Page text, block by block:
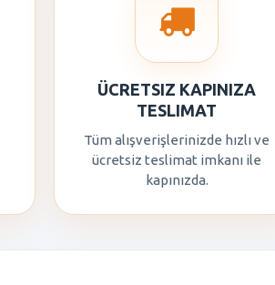
ÜCRETSIZ KAPINIZA
TESLIMAT
Tüm alışverişlerinizde hızlı ve
ücretsiz teslimat imkanı ile
kapınızda.